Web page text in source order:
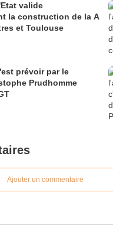
valide
la construction de la A
et Toulouse
prévoir par le
Prudhomme
Ajouter un commentaire